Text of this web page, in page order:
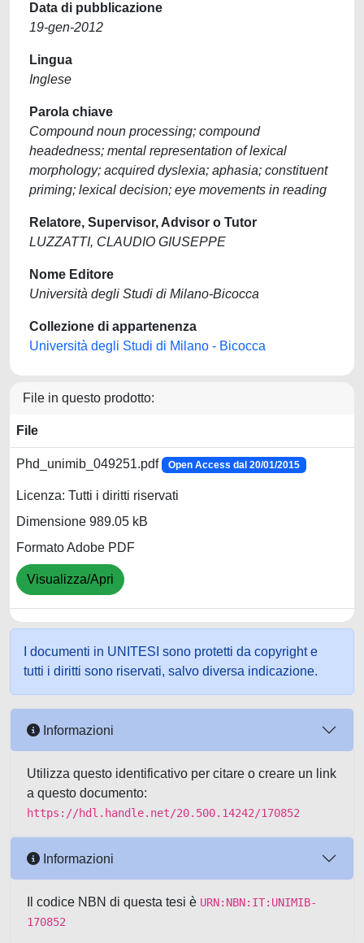
Data di pubblicazione
19-gen-2012
Lingua
Inglese
Parola chiave
Compound noun processing; compound
headedness; mental representation of lexical
morphology; acquired dyslexia; aphasia; constituent
priming; lexical decision; eye movements in reading
Relatore, Supervisor, Advisor o Tutor
LUZZATTI, CLAUDIO GIUSEPPE
Nome Editore
Università degli Studi di Milano-Bicocca
Collezione di appartenenza
Università degli Studi di Milano - Bicocca
File in questo prodotto:
File
Phd_unimib_049251.pdf Open Access dal 20/01/2015
Licenza: Tutti i diritti riservati
Dimensione 989.05 kB
Formato Adobe PDF
Visualizza/Apri
I documenti in UNITESI sono protetti da copyright e
tutti i diritti sono riservati, salvo diversa indicazione.
Informazioni
Utilizza questo identificativo per citare o creare un link
a questo documento:
https://hdl.handle.net/20.500.14242/170852
Informazioni
Il codice NBN di questa tesi è URN:NBN:IT:UNIMIB-
170852